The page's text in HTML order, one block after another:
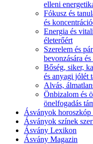
elleni
Fókusz és
és
Energia és
életerőért
Szerelem és
bevonzására
Bőség, siker,
és anyagi jólét
Alvás,
Önbizalom és
önelfogadás
Ásványok horoszkóp
Ásványok színek
Ásvány Lexikon
Ásvány Magazin